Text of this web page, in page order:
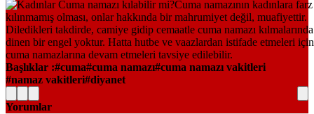
Başlıklar : cuma cuma namazı cuma namazı vakitleri
namaz vakitleri diyanet
Yorumlar